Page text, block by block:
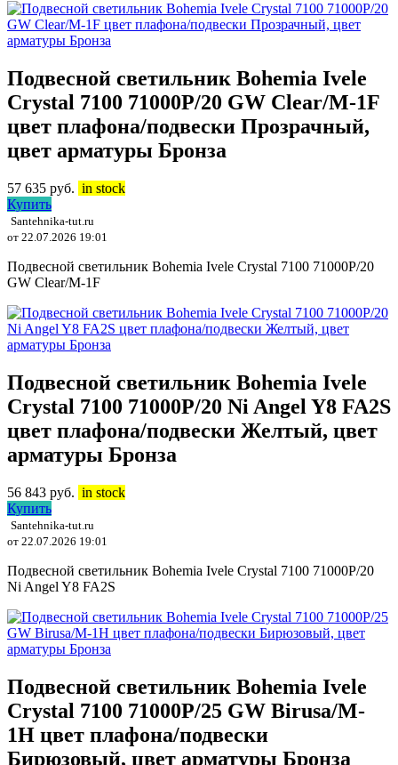
Подвесной светильник Bohemia Ivele
Crystal 7100 71000P/20 GW Clear/M-1F
цвет плафона/подвески Прозрачный,
цвет арматуры Бронза
57 635 руб. in stock
Купить
Santehnika-tut.ru
от 22.07.2026 19:01
Подвесной светильник Bohemia Ivele Crystal 7100 71000P/20
GW Clear/M-1F
Подвесной светильник Bohemia Ivele
Crystal 7100 71000P/20 Ni Angel Y8 FA2S
цвет плафона/подвески Желтый, цвет
арматуры Бронза
56 843 руб. in stock
Купить
Santehnika-tut.ru
от 22.07.2026 19:01
Подвесной светильник Bohemia Ivele Crystal 7100 71000P/20
Ni Angel Y8 FA2S
Подвесной светильник Bohemia Ivele
Crystal 7100 71000P/25 GW Birusa/M-
1H цвет плафона/подвески
Бирюзовый, цвет арматуры Бронза